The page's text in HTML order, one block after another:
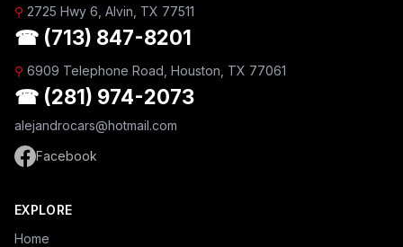
⚲ 2725 Hwy 6, Alvin, TX 77511
☎ (713) 847-8201
⚲ 6909 Telephone Road, Houston, TX 77061
☎ (281) 974-2073
alejandrocars@hotmail.com
Facebook
EXPLORE
Home